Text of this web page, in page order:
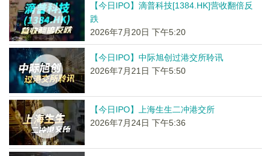
【今日IPO】滴普科技[1384.HK]营收翻倍反
跌
2026年7月20日 下午5:20
【今日IPO】中际旭创过港交所聆讯
2026年7月21日 下午5:50
【今日IPO】上海生生二冲港交所
2026年7月24日 下午5:36